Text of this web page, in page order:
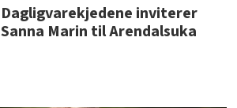
Dagligvarekjedene inviterer
Sanna Marin til Arendalsuka